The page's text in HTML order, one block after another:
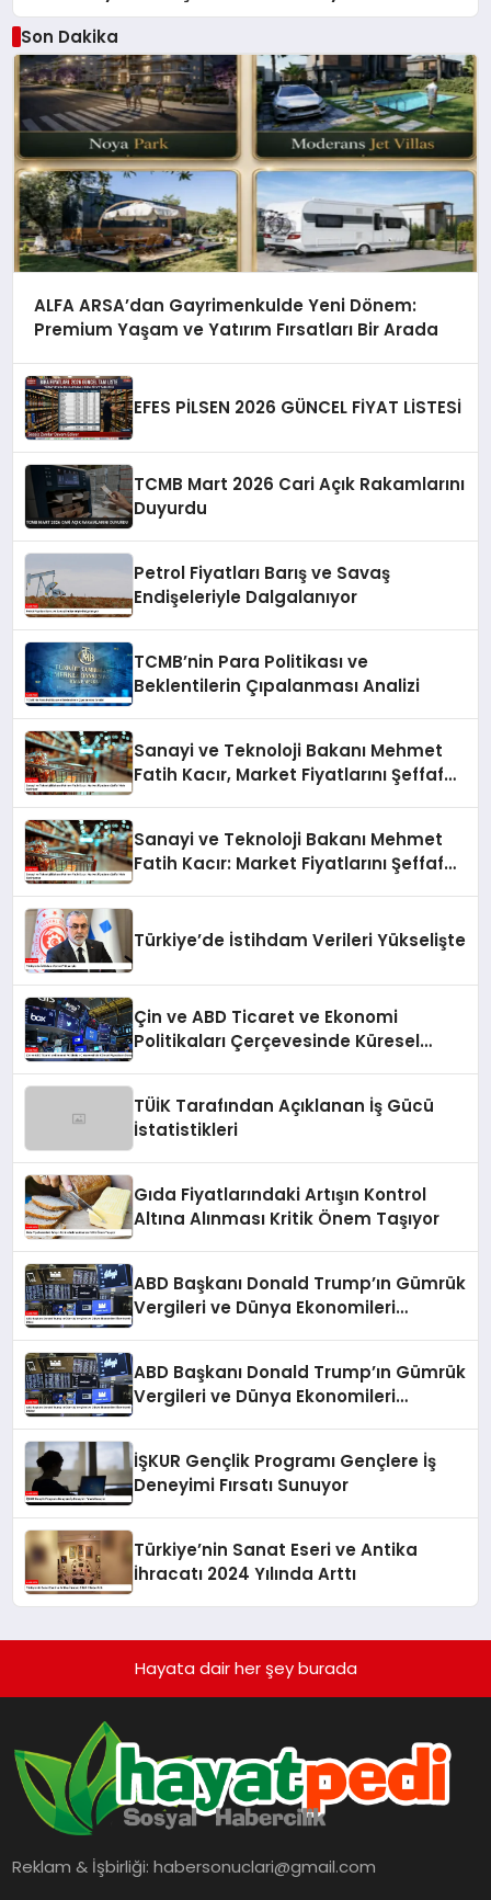
Son Dakika
ALFA ARSA’dan Gayrimenkulde Yeni Dönem:
Premium Yaşam ve Yatırım Fırsatları Bir Arada
EFES PİLSEN 2026 GÜNCEL FİYAT LİSTESİ
TCMB Mart 2026 Cari Açık Rakamlarını
Duyurdu
Petrol Fiyatları Barış ve Savaş
Endişeleriyle Dalgalanıyor
TCMB’nin Para Politikası ve
Beklentilerin Çıpalanması Analizi
Sanayi ve Teknoloji Bakanı Mehmet
Fatih Kacır, Market Fiyatlarını Şeffaf
Sanayi ve Teknoloji Bakanı Mehmet
Fatih Kacır: Market Fiyatlarını Şeffaf
Türkiye’de İstihdam Verileri Yükselişte
Çin ve ABD Ticaret ve Ekonomi
Politikaları Çerçevesinde Küresel
TÜİK Tarafından Açıklanan İş Gücü
İstatistikleri
Gıda Fiyatlarındaki Artışın Kontrol
Altına Alınması Kritik Önem Taşıyor
ABD Başkanı Donald Trump’ın Gümrük
Vergileri ve Dünya Ekonomileri
ABD Başkanı Donald Trump’ın Gümrük
Vergileri ve Dünya Ekonomileri
İŞKUR Gençlik Programı Gençlere İş
Deneyimi Fırsatı Sunuyor
Türkiye’nin Sanat Eseri ve Antika
İhracatı 2024 Yılında Arttı
Hayata dair her şey burada
Reklam & İşbirliği:habersonuclari@gmail.com